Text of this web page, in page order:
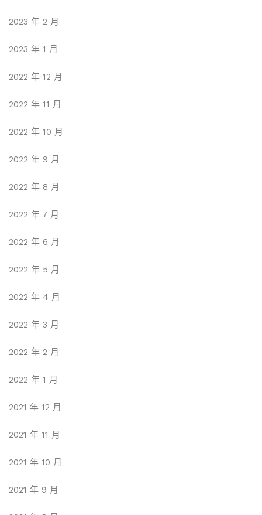
2023 年 2 月
2023 年 1 月
2022 年 12 月
2022 年 11 月
2022 年 10 月
2022 年 9 月
2022 年 8 月
2022 年 7 月
2022 年 6 月
2022 年 5 月
2022 年 4 月
2022 年 3 月
2022 年 2 月
2022 年 1 月
2021 年 12 月
2021 年 11 月
2021 年 10 月
2021 年 9 月